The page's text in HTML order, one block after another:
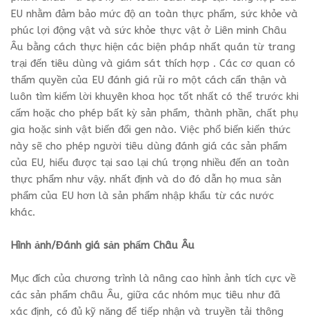
EU nhằm đảm bảo mức độ an toàn thực phẩm, sức khỏe và
phúc lợi động vật và sức khỏe thực vật ở Liên minh Châu
Âu bằng cách thực hiện các biện pháp nhất quán từ trang
trại đến tiêu dùng và giám sát thích hợp . Các cơ quan có
thẩm quyền của EU đánh giá rủi ro một cách cẩn thận và
luôn tìm kiếm lời khuyên khoa học tốt nhất có thể trước khi
cấm hoặc cho phép bất kỳ sản phẩm, thành phần, chất phụ
gia hoặc sinh vật biến đổi gen nào. Việc phổ biến kiến ​​thức
này sẽ cho phép người tiêu dùng đánh giá các sản phẩm
của EU, hiểu được tại sao lại chú trọng nhiều đến an toàn
thực phẩm như vậy. nhất định và do đó dẫn họ mua sản
phẩm của EU hơn là sản phẩm nhập khẩu từ các nước
khác.
Hình ảnh/Đánh giá sản phẩm Châu Âu
Mục đích của chương trình là nâng cao hình ảnh tích cực về
các sản phẩm châu Âu, giữa các nhóm mục tiêu như đã
xác định, có đủ kỹ năng để tiếp nhận và truyền tải thông